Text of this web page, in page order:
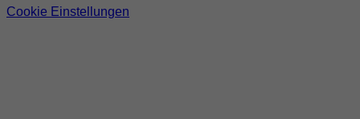
Cookie Einstellungen